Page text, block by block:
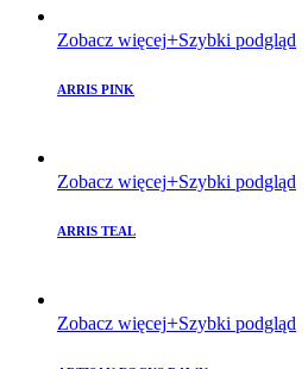
Zobacz więcej Szybki podgląd
ARRIS PINK
Zobacz więcej Szybki podgląd
ARRIS TEAL
Zobacz więcej Szybki podgląd